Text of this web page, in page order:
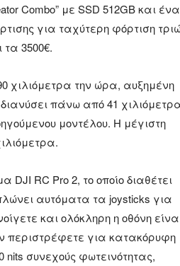
Combo” με SSD 512GB και
για ταχύτερη φόρτιση
3500€.
χιλιόμετρα την ώρα, αυξημένη
πάνω από 41
μοντέλου. Η μέγιστη
DJI RC Pro 2, το οποίο διαθέτει
αυτόματα τα joysticks για
και ολόκληρη η οθόνη
περιστρέφετε για κατακόρυφη
nits συνεχούς φωτεινότητας,